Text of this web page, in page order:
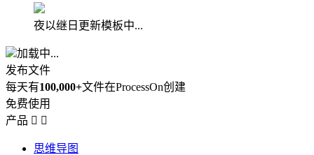
夜以继日更新模板中...
加载中...
发布文件
每天有100,000+文件在ProcessOn创建
免费使用
产品  
思维导图